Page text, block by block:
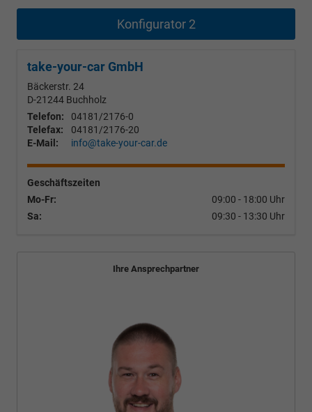
Konfigurator 2
take-your-car GmbH
Bäckerstr. 24
D-21244 Buchholz
Telefon:
04181/2176-0
Telefax:
04181/2176-20
E-Mail:
info@take-your-car.de
Geschäftszeiten
Mo-Fr:
09:00 - 18:00 Uhr
Sa:
09:30 - 13:30 Uhr
Ihre Ansprechpartner